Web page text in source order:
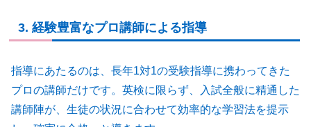
3. 経験豊富なプロ講師による指導
指導にあたるのは、長年1対1の受験指導に携わってきた
プロの講師だけです。英検に限らず、入試全般に精通した
講師陣が、生徒の状況に合わせて効率的な学習法を提示